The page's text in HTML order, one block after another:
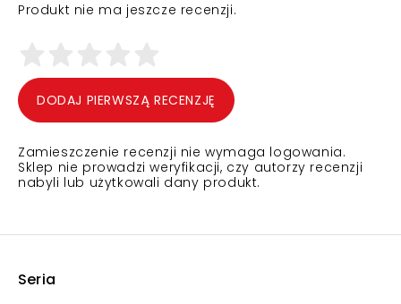
Produkt nie ma jeszcze recenzji.
DODAJ PIERWSZĄ RECENZJĘ
Zamieszczenie recenzji nie wymaga logowania.
Sklep nie prowadzi weryfikacji, czy autorzy recenzji
nabyli lub użytkowali dany produkt.
Seria